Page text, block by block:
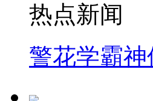
热点新闻
警花学霸